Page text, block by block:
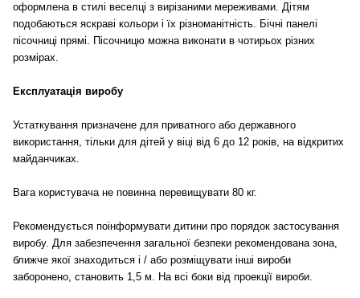
оформлена в стилі веселці з вирізаними мереживами. Дітям
подобаються яскраві кольори і їх різноманітність. Бічні панелі
пісочниці прямі. Пісочницю можна виконати в чотирьох різних
розмірах.
Експлуатація виробу
Устаткування призначене для приватного або державного
використання, тільки для дітей у віці від 6 до 12 років, на відкритих
майданчиках.
Вага користувача не повинна перевищувати 80 кг.
Рекомендується поінформувати дитини про порядок застосування
виробу. Для забезпечення загальної безпеки рекомендована зона,
ближче якої знаходиться і / або розміщувати інші вироби
заборонено, становить 1,5 м. На всі боки від проекції вироби.